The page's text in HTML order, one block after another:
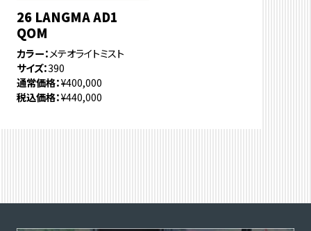
26 LANGMA AD1
QOM
カラー メテオライトミスト
サイズ 390
通常価格 ¥400,000
税込価格 ¥440,000